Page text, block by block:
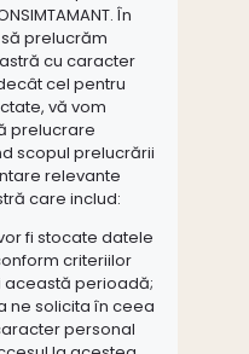
În
prelucrăm
cu caracter
cel pentru
vă vom
prelucrare
scopul prelucrării
relevante
care includ:
fi stocate datele
criteriilor
această perioadă;
ne solicita în ceea
personal